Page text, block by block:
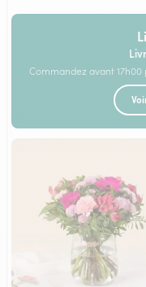
Commandez avant